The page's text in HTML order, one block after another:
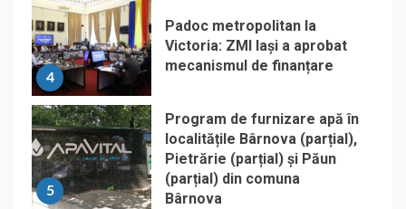
4
Padoc metropolitan la
Victoria: ZMI Iași a aprobat
mecanismul de finanțare
5
Program de furnizare apă în
localitățile Bârnova (parțial),
Pietrărie (parțial) și Păun
(parțial) din comuna
Bârnova